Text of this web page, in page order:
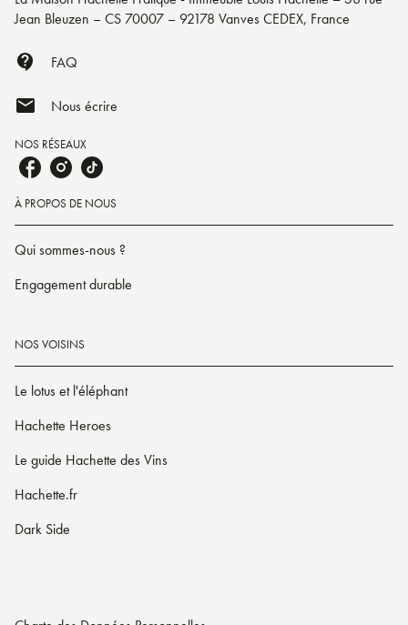
Jean Bleuzen – CS 70007 – 92178 Vanves CEDEX, France
contact_support FAQ
mail Nous écrire
NOS RÉSEAUX
À PROPOS DE NOUS
Qui sommes-nous ?
Engagement durable
NOS VOISINS
Le lotus et l'éléphant
Hachette Heroes
Le guide Hachette des Vins
Hachette.fr
Dark Side